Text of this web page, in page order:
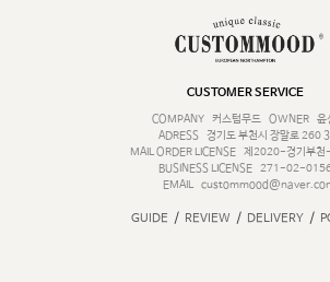
CUSTOMER SERVICE
COMPANY
커스텀무드 OWNER
윤
ADRESS
경기도 부천시 장말로 260
MAIL ORDER LICENSE
제2020-경기부
BUSINESS LICENSE 271-02-
EMAIL
GUIDE / REVIEW / DELIVERY /